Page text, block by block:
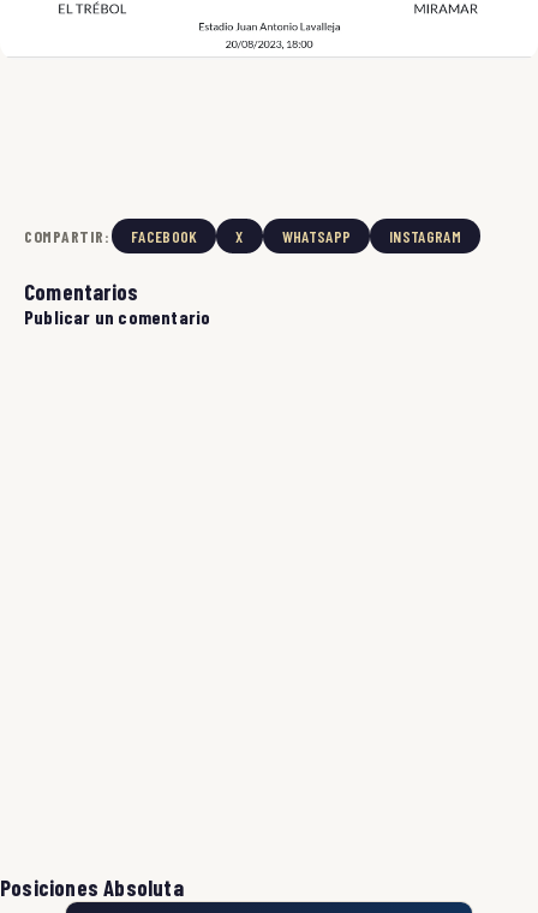
COMPARTIR: FACEBOOK X WHATSAPP INSTAGRAM
Comentarios
Publicar un comentario
Posiciones Absoluta